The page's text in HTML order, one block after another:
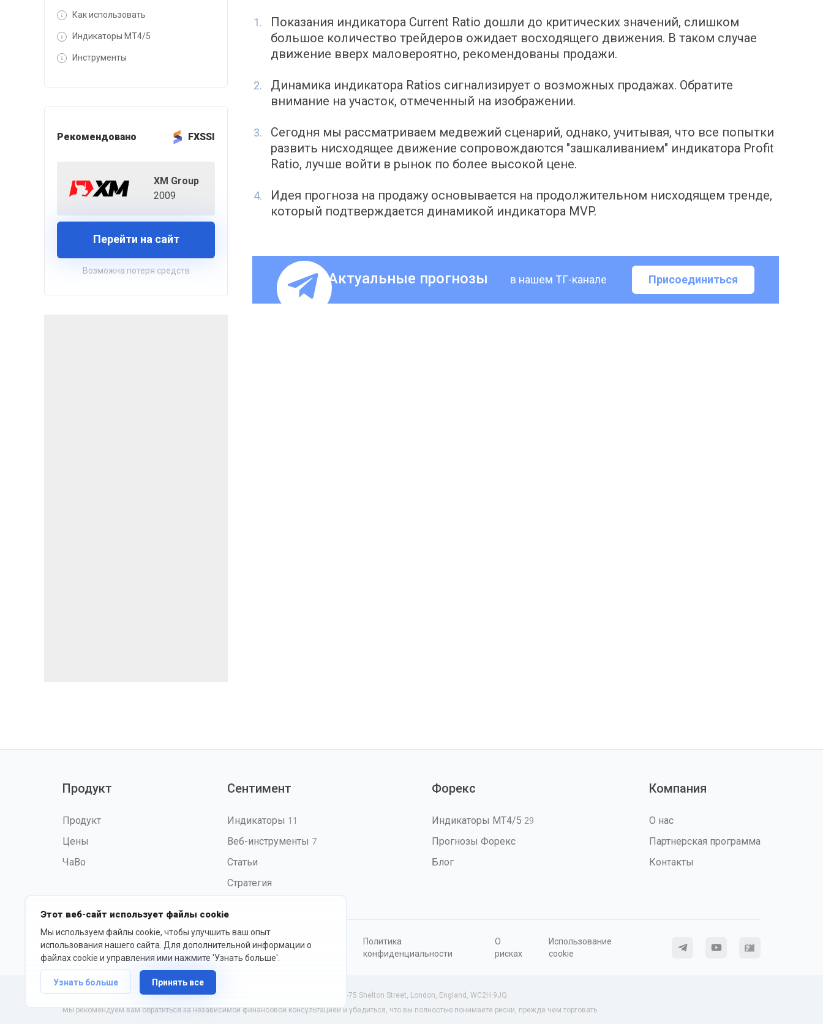
Этот веб-сайт использует файлы cookie
Мы используем файлы cookie, чтобы улучшить ваш опыт
использования нашего сайта. Для дополнительной информации о
файлах cookie и управления ими нажмите 'Узнать больше'.
Узнать больше Принять все
Как использовать
Индикаторы MT4/5
Инструменты
Рекомендовано FXSSI
XM Group
2009
Перейти на сайт
Возможна потеря средств
Показания индикатора Current Ratio дошли до критических значений, слишком
большое количество трейдеров ожидает восходящего движения. В таком случае
движение вверх маловероятно, рекомендованы продажи.
Динамика индикатора Ratios сигнализирует о возможных продажах. Обратите
внимание на участок, отмеченный на изображении.
Сегодня мы рассматриваем медвежий сценарий, однако, учитывая, что все попытки
развить нисходящее движение сопровождаются "зашкаливанием" индикатора Profit
Ratio, лучше войти в рынок по более высокой цене.
Идея прогноза на продажу основывается на продолжительном нисходящем тренде,
который подтверждается динамикой индикатора MVP.
Актуальные прогнозы в нашем ТГ-канале Присоединиться
Продукт
Продукт
Цены
ЧаВо
Сентимент
Индикаторы 11
Веб-инструменты 7
Статьи
Стратегия
Форекс
Индикаторы MT4/5 29
Прогнозы Форекс
Блог
Компания
О нас
Партнерская программа
Контакты
©2026 fxssi.com Все права
защищены
Условия
использования
Политика
конфиденциальности
О
рисках
Использование
cookie
Веб-сайт управляется FXSSI LTD Регистрационный номер: 13534801 (Англия) | 71-75 Shelton Street, London, England, WC2H 9JQ
Мы рекомендуем вам обратиться за независимой финансовой консультацией и убедиться, что вы полностью понимаете риски, прежде чем торговать.